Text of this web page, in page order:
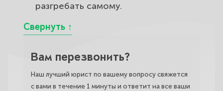
разгребать самому.
Вам перезвонить?
Наш лучший юрист по вашему вопросу свяжется
с вами в течение 1 минуты и ответит на все ваши